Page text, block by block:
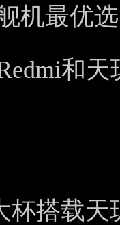
机最优
和
杯搭载